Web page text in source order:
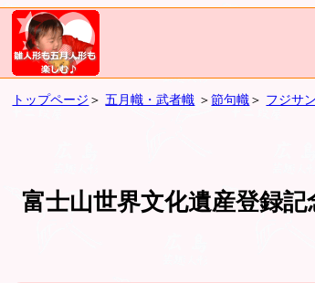
トップページ ＞五月幟・武者幟 ＞節句幟＞ フジサ
富士山世界文化遺産登録